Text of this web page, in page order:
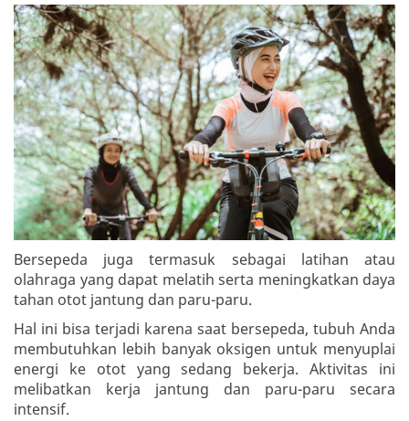
Bersepeda juga termasuk sebagai latihan atau
olahraga yang dapat melatih serta meningkatkan daya
tahan otot jantung dan paru-paru.
Hal ini bisa terjadi karena saat bersepeda, tubuh Anda
membutuhkan lebih banyak oksigen untuk menyuplai
energi ke otot yang sedang bekerja. Aktivitas ini
melibatkan kerja jantung dan paru-paru secara
intensif.